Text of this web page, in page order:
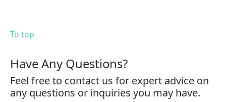
To top
Have Any Questions?
Feel free to contact us for expert advice on
any questions or inquiries you may have.